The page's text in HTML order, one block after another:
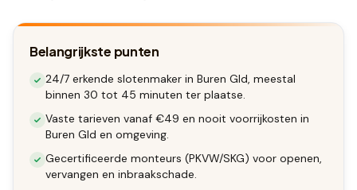
Belangrijkste punten
24/7 erkende slotenmaker in Buren Gld, meestal
binnen 30 tot 45 minuten ter plaatse.
Vaste tarieven vanaf €49 en nooit voorrijkosten in
Buren Gld en omgeving.
Gecertificeerde monteurs (PKVW/SKG) voor openen,
vervangen en inbraakschade.